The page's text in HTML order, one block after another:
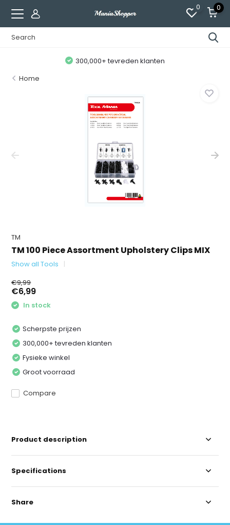
0 0
300,000+ tevreden klanten
Home
TM
TM 100 Piece Assortment Upholstery Clips MIX
Show all Tools
€9,99
€6,99
In stock
Scherpste prijzen
300,000+ tevreden klanten
Fysieke winkel
Groot voorraad
Compare
Product description
Specifications
Share